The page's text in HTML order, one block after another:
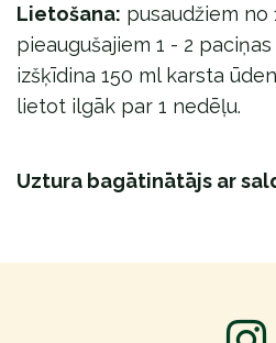
Lietošana: pusaudžiem no
pieaugušajiem 1 - 2
izšķīdina 150 ml karsta
lietot ilgāk par 1 nedēļu.
Uztura bagātinātājs ar